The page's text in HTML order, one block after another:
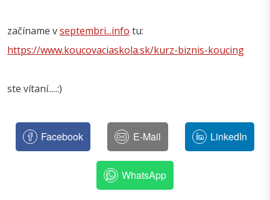
začíname vseptembri...info tu:
https://www.koucovaciaskola.sk/kurz-biznis-koucing
ste vítaní.....:)
Facebook E-Mail LinkedIn
WhatsApp